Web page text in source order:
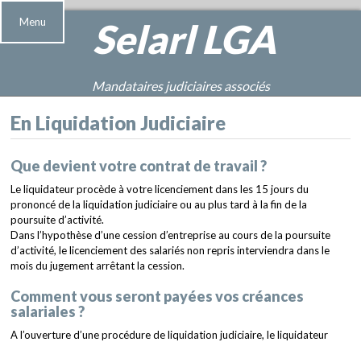
SelarlLGA
Mandataires judiciaires associés
Menu
En Liquidation Judiciaire
Que devient votre contrat de travail ?
Le liquidateur procède à votre licenciement dans les 15 jours du
prononcé de la liquidation judiciaire ou au plus tard à la fin de la
poursuite d’activité.
Dans l’hypothèse d’une cession d’entreprise au cours de la poursuite
d’activité, le licenciement des salariés non repris interviendra dans le
mois du jugement arrêtant la cession.
Comment vous seront payées vos créances
salariales ?
A l’ouverture d’une procédure de liquidation judiciaire, le liquidateur